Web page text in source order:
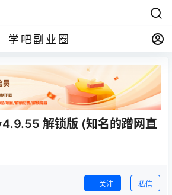
学吧副业圈
解锁版 (知名的蹭网直
关注 私信